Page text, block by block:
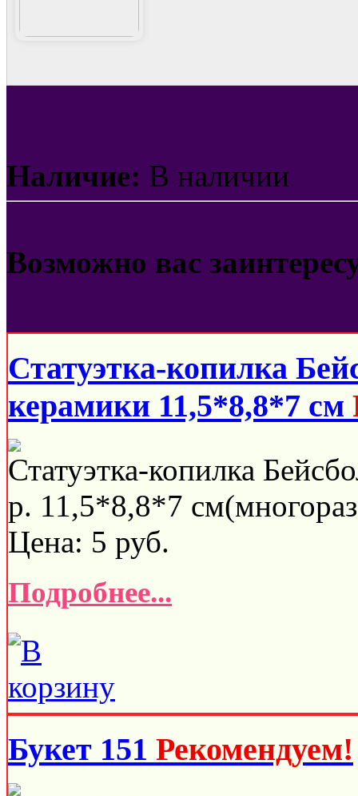
Наличие: В наличии
Возможно вас
Статуэтка-копилка
керамики 11,5*8,8*7 см
Статуэтка-копилка
р. 11,5*8,8*7
Цена: 5 руб.
Подробнее...
Букет 151 Рекомендуем!